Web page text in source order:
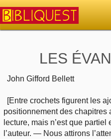
Retour à l'accueil
Quoi de neuf sur Bibliquest
Lisez la Bible
LES
John Gifford Bellett
[Entre crochets figurent les
positionnement des chapitres
lecture, mais n’est que
l’auteur. — Nous attirons